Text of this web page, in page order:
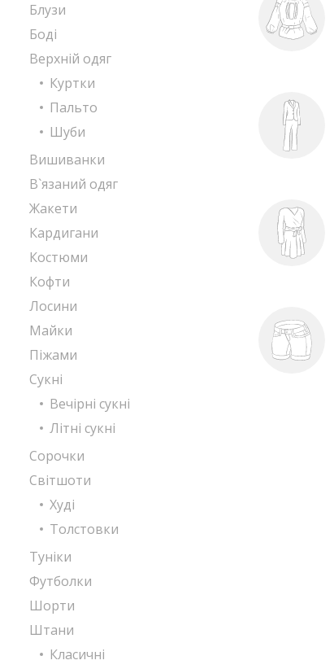
Блузи
Боді
Верхній одяг
Куртки
Пальто
Шуби
Вишиванки
В`язаний одяг
Жакети
Кардигани
Костюми
Кофти
Лосини
Майки
Піжами
Сукні
Вечірні сукні
Літні сукні
Сорочки
Світшоти
Худі
Толстовки
Туніки
Футболки
Шорти
Штани
Класичні